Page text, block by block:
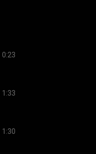
0:23
1:33
1:30